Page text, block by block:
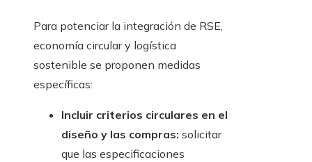
Para potenciar la integración de RSE,
economía circular y logística
sostenible se proponen medidas
específicas:
Incluir criterios circulares en el
diseño y las compras: solicitar
que las especificaciones